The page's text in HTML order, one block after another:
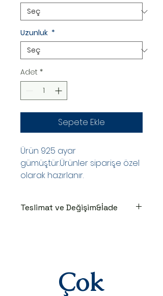
Uzunluk *
Adet *
Sepete Ekle
Ürün 925 ayar
gümüştür.Ürünler siparişe özel
olarak hazırlanır.
Teslimat ve Değişim&İade
edilir.Kargoya teslim edildiğinde
takip numaranız,anlaşmalı kargo
firmamız olan Yurtiçi Kargo
Çok